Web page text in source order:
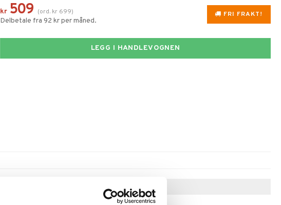
FRI FRAKT!
kr 509 (ord. kr 699)
Delbetale fra 92 kr per måned.
LEGG I HANDLEVOGNEN
Tips til deg